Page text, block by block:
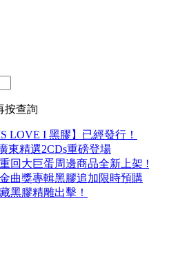
按查詢
LOVE I 黑膠】已經發行！
東精選2CDs重磅登場
回大巨蛋周邊商品全新上架 !
曲獎專輯黑膠追加限時預購
黑膠精雕出擊！